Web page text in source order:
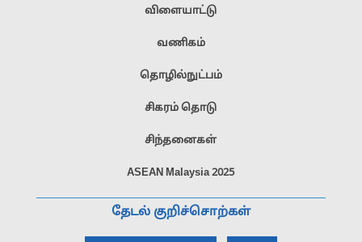
விளையாட்டு
வணிகம்
தொழில்நுட்பம்
சிகரம் தொடு
சிந்தனைகள்
ASEAN Malaysia 2025
தேடல் குறிச்சொற்கள்